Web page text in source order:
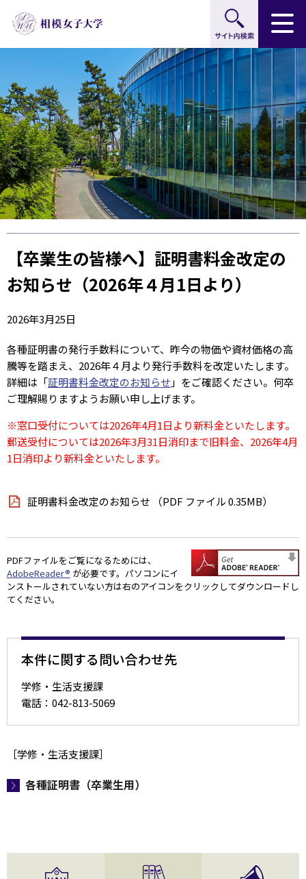
ー
バ
ル
ナ
ビ
ゲ
ー
シ
ョ
ン
へ
カ
ル
ナ
ビ
ゲ
ー
シ
ョ
ン
へ
タ
ー
へ
【卒業生の皆様へ】証明書料金改定の
お知らせ（2026年４月1日より）
2026年3月25日
各種証明書の発行手数料について、昨今の物価や資材価格の高
騰等を踏まえ、2026年４月より発行手数料を改定いたします。
詳細は「証明書料金改定のお知らせ 」をご確認ください。何卒
ご理解賜りますようお願い申し上げます。
※窓口受付については2026年4月1日より新料金といたします。
郵送受付については2026年3月31日消印まで旧料金、2026年4月
1日消印より新料金といたします。
証明書料金改定のお知らせ （PDF ファイル 0.35MB）
PDFファイルをご覧になるためには、
AdobeReader® が必要です。パソコンにイ
ンストールされていない方は右のアイコンをクリックしてダウンロードし
てください。
本件に関する問い合わせ先
学修・生活支援課
電話：042-813-5069
［学修・生活支援課］
各種証明書（卒業生用）